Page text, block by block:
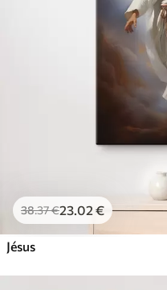
38.37€23.02 €
Jésus